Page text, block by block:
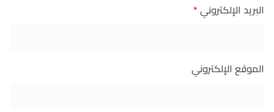
البريد الإلكتروني*
الموقع الإلكتروني